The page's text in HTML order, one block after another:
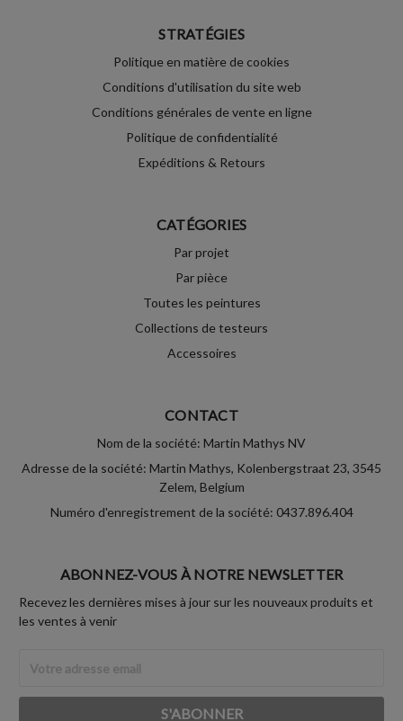
STRATÉGIES
Politique en matière de cookies
Conditions d'utilisation du site web
Conditions générales de vente en ligne
Politique de confidentialité
Expéditions & Retours
CATÉGORIES
Par projet
Par pièce
Toutes les peintures
Collections de testeurs
Accessoires
CONTACT
Nom de la société: Martin Mathys NV
Adresse de la société: Martin Mathys, Kolenbergstraat 23, 3545
Zelem, Belgium
Numéro d'enregistrement de la société: 0437.896.404
ABONNEZ-VOUS À NOTRE NEWSLETTER
Recevez les dernières mises à jour sur les nouveaux produits et
les ventes à venir
Email